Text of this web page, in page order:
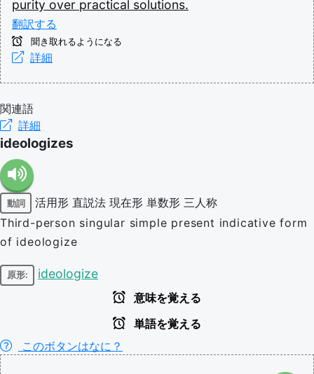
purity over practical solutions.
翻訳する
聞き取れるようになる
詳細
関連語
詳細
ideologizes
動詞 活用形 直説法 現在形 単数形 三人称
Third-person singular simple present indicative form
of ideologize
原形: ideologize
意味を覚える
単語を覚える
このボタンはなに？